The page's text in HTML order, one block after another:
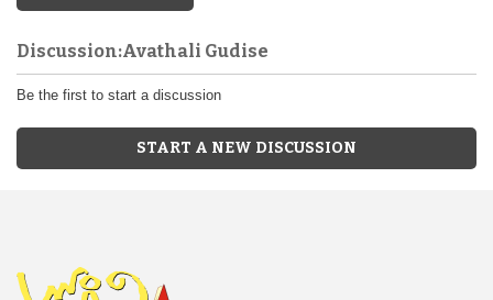
Discussion:Avathali Gudise
Be the first to start a discussion
START A NEW DISCUSSION